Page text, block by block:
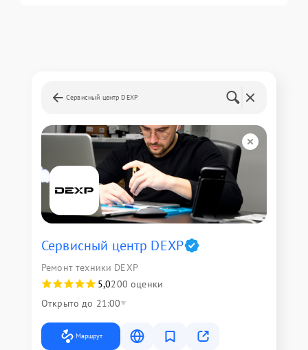
Сервисный центр DEXP
Сервисный центр DEXP
Ремонт техники DEXP
5,0200 оценки
Открыто до 21:00
Маршрут